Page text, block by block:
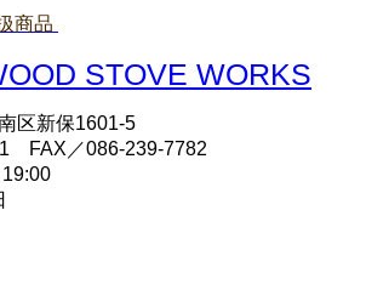
商品
STOVE WORKS
区新保1601-5
FAX／086-239-7782